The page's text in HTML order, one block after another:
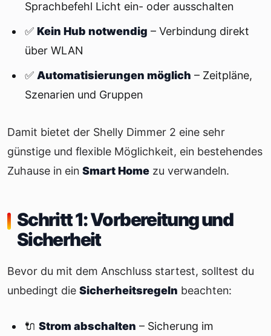
Sprachbefehl Licht ein- oder ausschalten
✅ Kein Hub notwendig – Verbindung direkt
über WLAN
✅ Automatisierungen möglich – Zeitpläne,
Szenarien und Gruppen
Damit bietet der Shelly Dimmer 2 eine sehr
günstige und flexible Möglichkeit, ein bestehendes
Zuhause in ein Smart Home zu verwandeln.
Schritt 1: Vorbereitung und
Sicherheit
Bevor du mit dem Anschluss startest, solltest du
unbedingt die Sicherheitsregeln beachten:
🔌 Strom abschalten – Sicherung im